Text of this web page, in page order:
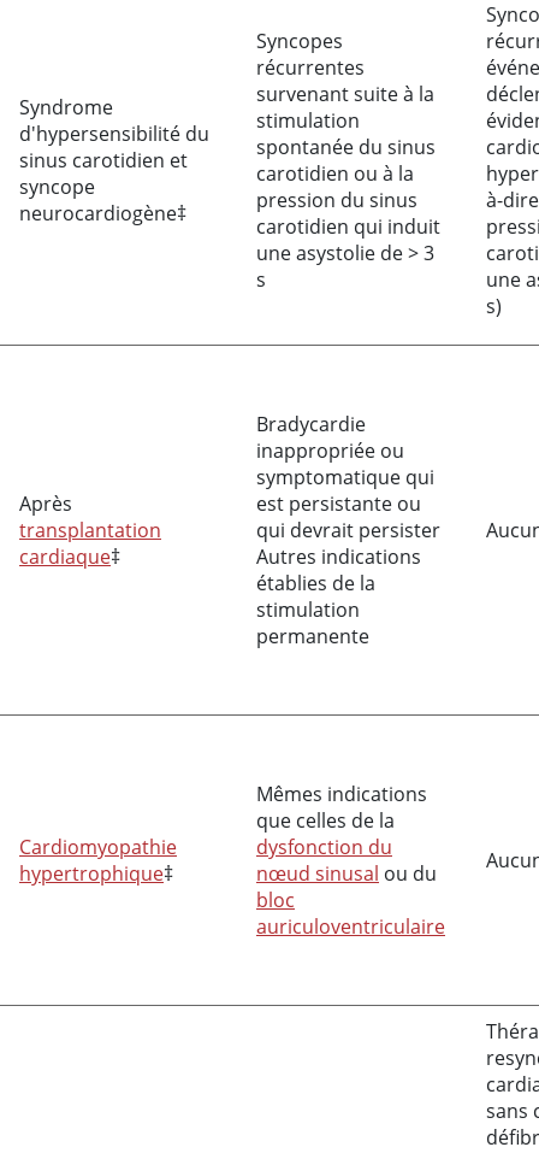
Syndrome
d'hypersensibilité du
sinus carotidien et
syncope
neurocardiogène‡
Syncopes
récurrentes
survenant suite à la
stimulation
spontanée du sinus
carotidien ou à la
pression du sinus
carotidien qui induit
une asystolie de > 3
s
à-
une
s)
Après
transplantation
cardiaque‡
Bradycardie
inappropriée ou
symptomatique qui
est persistante ou
qui devrait persister
Autres indications
établies de la
stimulation
permanente
Cardiomyopathie
hypertrophique‡
Mêmes indications
que celles de la
dysfonction du
nœud sinusal ou du
bloc
auriculoventriculaire
sans